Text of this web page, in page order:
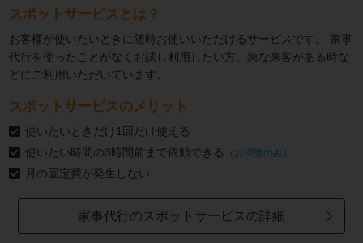
スポットサービスとは？
お客様が使いたいときに随時お使いいただけるサービスです。
家事
代行を使ったことがなくお試し利用したい方、急な来客がある時な
どにご利用いただいています。
スポットサービスのメリット
使いたいときだけ1回だけ使える
使いたい時間の3時間前まで依頼できる
（お掃除のみ）
月の固定費が発生しない
家事代行のスポットサービスの詳細